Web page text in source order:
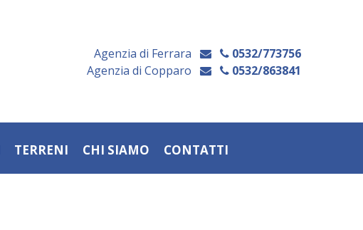
Agenzia di Ferrara
0532/773756
Agenzia di Copparo
0532/863841
TERRENI CHI SIAMO CONTATTI